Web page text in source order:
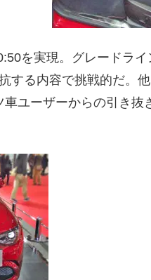
を実現。グレードラ
する内容で挑戦的だ。
車ユーザーからの引き抜